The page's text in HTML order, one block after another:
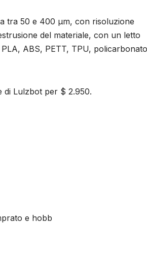
tra 50 e 400 μm, con risoluzione
del materiale, con un letto
ABS, PETT, TPU,
di Lulzbot per $ 2.950.
e hobb